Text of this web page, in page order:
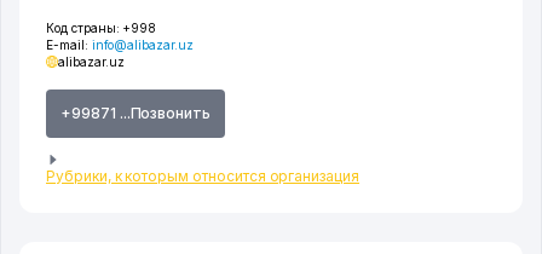
Код страны: +998
E-mail: info@alibazar.uz
alibazar.uz
+99871 ...Позвонить
Рубрики, к которым относится организация